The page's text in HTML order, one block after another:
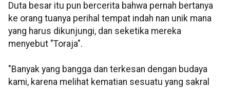
Duta besar itu pun bercerita bahwa pernah bertanya
ke orang tuanya perihal tempat indah nan unik mana
yang harus dikunjungi, dan seketika mereka
menyebut "Toraja".
"Banyak yang bangga dan terkesan dengan budaya
kami, karena melihat kematian sesuatu yang sakral